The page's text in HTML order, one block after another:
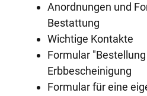
Anordnungen und
Bestattung
Wichtige Kontakte
Formular
Erbbescheinigung
Formular für eine